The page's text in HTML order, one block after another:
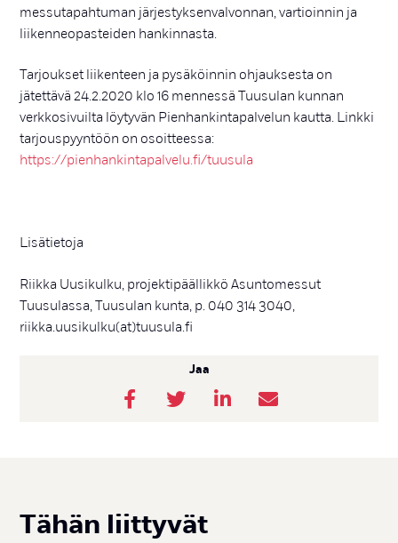
messutapahtuman järjestyksenvalvonnan, vartioinnin ja
liikenneopasteiden hankinnasta.
Tarjoukset liikenteen ja pysäköinnin ohjauksesta on
jätettävä 24.2.2020 klo 16 mennessä Tuusulan kunnan
verkkosivuilta löytyvän Pienhankintapalvelun kautta. Linkki
tarjouspyyntöön on osoitteessa:
https://pienhankintapalvelu.fi/tuusula
Lisätietoja
Riikka Uusikulku, projektipäällikkö Asuntomessut
Tuusulassa, Tuusulan kunta, p. 040 314 3040,
riikka.uusikulku(at)tuusula.fi
Jaa
Tä­hän liit­ty­vät